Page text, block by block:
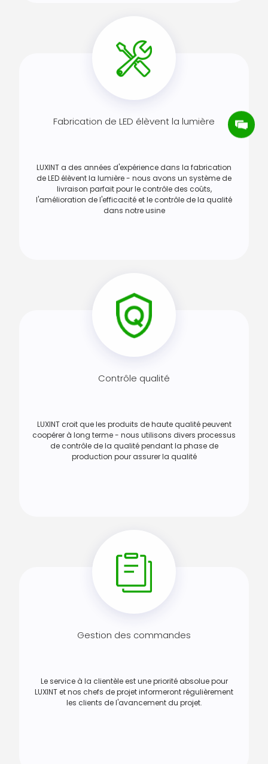
Fabrication de LED élèvent la lumière
LUXINT a des années d'expérience dans la fabrication
de LED élèvent la lumière - nous avons un système de
livraison parfait pour le contrôle des coûts,
l'amélioration de l'efficacité et le contrôle de la qualité
dans notre usine
Contrôle qualité
LUXINT croit que les produits de haute qualité peuvent
coopérer à long terme - nous utilisons divers processus
de contrôle de la qualité pendant la phase de
production pour assurer la qualité
Gestion des commandes
Le service à la clientèle est une priorité absolue pour
LUXINT et nos chefs de projet informeront régulièrement
les clients de l'avancement du projet.